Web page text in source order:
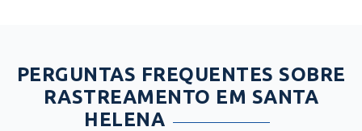
PERGUNTAS FREQUENTES SOBRE
RASTREAMENTO EM SANTA
HELENA